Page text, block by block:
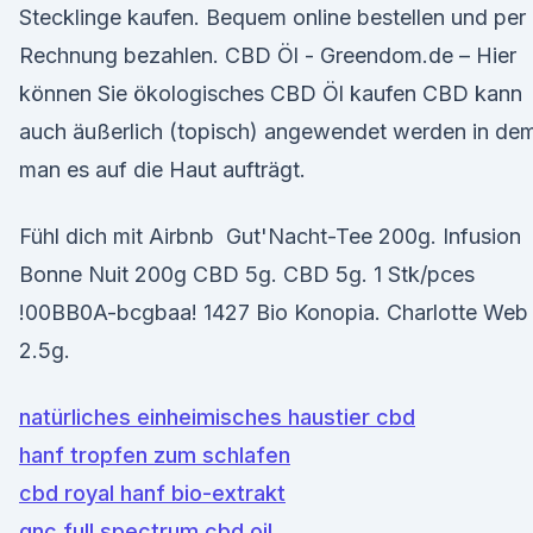
Stecklinge kaufen. Bequem online bestellen und per
Rechnung bezahlen. CBD Öl - Greendom.de – Hier
können Sie ökologisches CBD Öl kaufen CBD kann
auch äußerlich (topisch) angewendet werden in
man es auf die Haut aufträgt.
Fühl dich mit Airbnb Gut'Nacht-Tee 200g. Infusion
Bonne Nuit 200g CBD 5g. CBD 5g. 1 Stk/pces
!00BB0A-bcgbaa! 1427 Bio Konopia. Charlotte Web
2.5g.
natürliches einheimisches haustier cbd
hanf tropfen zum schlafen
cbd royal hanf bio-extrakt